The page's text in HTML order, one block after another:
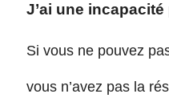
J’ai une
Si vous ne pouvez
vous n’avez pas la